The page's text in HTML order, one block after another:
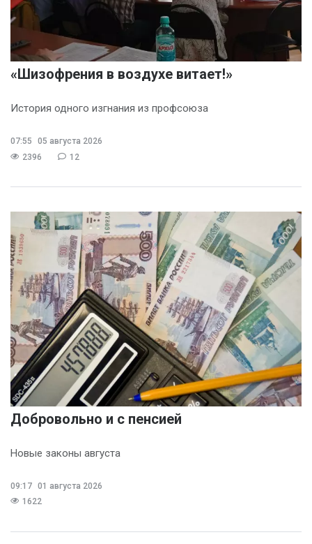
«Шизофрения в воздухе витает!»
История одного изгнания из профсоюза
07:55
05 августа 2026
2396
12
Добровольно и с пенсией
Новые законы августа
09:17 01 августа 2026
1622